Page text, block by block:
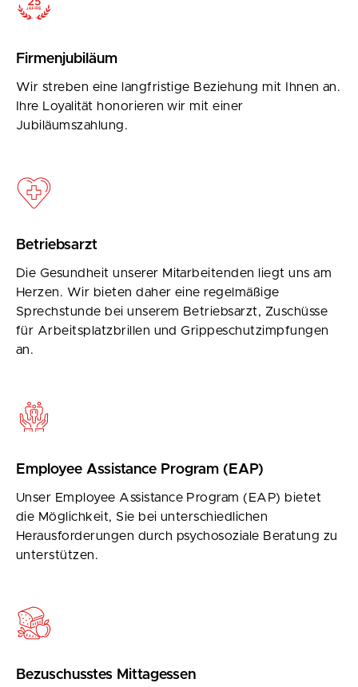
Firmenjubiläum
Wir streben eine langfristige Beziehung mit Ihnen an.
Ihre Loyalität honorieren wir mit einer
Jubiläumszahlung.
Betriebsarzt
Die Gesundheit unserer Mitarbeitenden liegt uns am
Herzen. Wir bieten daher eine regelmäßige
Sprechstunde bei unserem Betriebsarzt, Zuschüsse
für Arbeitsplatzbrillen und Grippeschutzimpfungen
an.
Employee Assistance Program (EAP)
Unser Employee Assistance Program (EAP) bietet
die Möglichkeit, Sie bei unterschiedlichen
Herausforderungen durch psychosoziale Beratung zu
unterstützen.
Bezuschusstes Mittagessen